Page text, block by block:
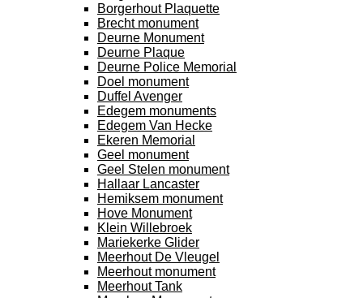
Borgerhout Plaquette
Brecht monument
Deurne Monument
Deurne Plaque
Deurne Police Memorial
Doel monument
Duffel Avenger
Edegem monuments
Edegem Van Hecke
Ekeren Memorial
Geel monument
Geel Stelen monument
Hallaar Lancaster
Hemiksem monument
Hove Monument
Klein Willebroek
Mariekerke Glider
Meerhout De Vleugel
Meerhout monument
Meerhout Tank